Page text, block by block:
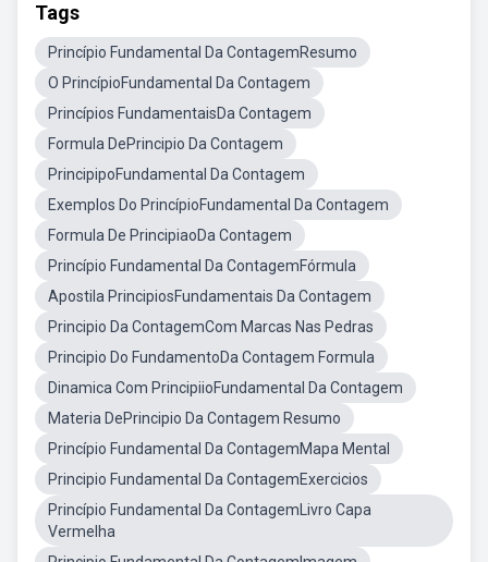
Tags
Princípio Fundamental Da ContagemResumo
O PrincípioFundamental Da Contagem
Princípios FundamentaisDa Contagem
Formula DePrincipio Da Contagem
PrincipipoFundamental Da Contagem
Exemplos Do PrincípioFundamental Da Contagem
Formula De PrincipiaoDa Contagem
Princípio Fundamental Da ContagemFórmula
Apostila PrincipiosFundamentais Da Contagem
Principio Da ContagemCom Marcas Nas Pedras
Principio Do FundamentoDa Contagem Formula
Dinamica Com PrincipiioFundamental Da Contagem
Materia DePrincipio Da Contagem Resumo
Princípio Fundamental Da ContagemMapa Mental
Principio Fundamental Da ContagemExercicios
Princípio Fundamental Da ContagemLivro Capa
Vermelha